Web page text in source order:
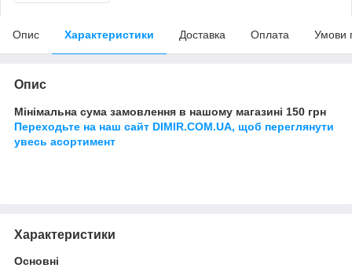
Опис Характеристики Доставка Оплата Умови
Опис
Мінімальна сума замовлення в нашому магазині 150 грн
Переходьте на наш сайт DIMIR.COM.UA, щоб переглянути
увесь асортимент
Характеристики
Основні